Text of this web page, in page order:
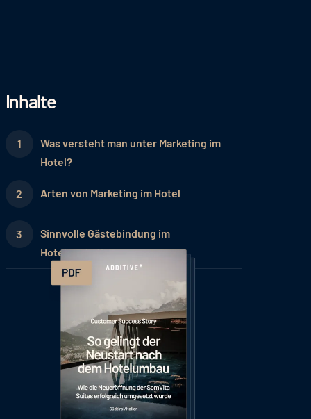
Inhalte
Was versteht man unter Marketing im
Hotel?
Arten von Marketing im Hotel
Sinnvolle Gästebindung im
Hotelmarketing